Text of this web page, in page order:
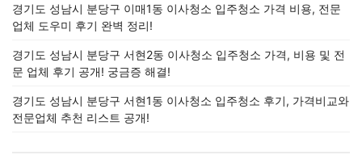
경기도 성남시 분당구 이매1동 이사청소 입주청소 가격 비용, 전문
업체 도우미 후기 완벽 정리!
경기도 성남시 분당구 서현2동 이사청소 입주청소 가격, 비용 및 전
문 업체 후기 공개! 궁금증 해결!
경기도 성남시 분당구 서현1동 이사청소 입주청소 후기, 가격비교와
전문업체 추천 리스트 공개!